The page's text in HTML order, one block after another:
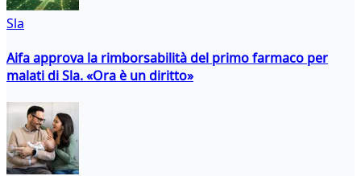
Sla
Aifa approva la rimborsabilità del primo farmaco per
malati di Sla. «Ora è un diritto»